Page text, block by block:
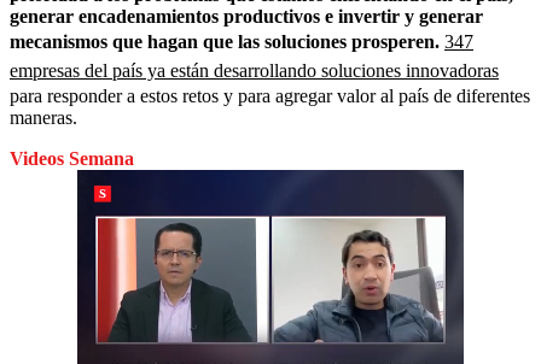
generar encadenamientos productivos e invertir y generar
mecanismos que hagan que las soluciones prosperen. 347
empresas del país ya están desarrollando soluciones innovadoras
para responder a estos retos y para agregar valor al país de diferentes
maneras.
Videos Semana